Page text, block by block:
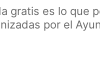
gratis es lo que
por el